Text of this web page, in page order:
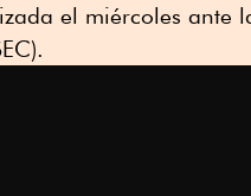
el miércoles ante